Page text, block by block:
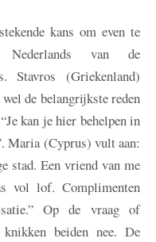
kans om even te
van de
Stavros (Griekenland)
de belangrijkste reden
kan je hier behelpen in
Maria (Cyprus) vult aan:
stad. Een vriend van me
vol lof. Complimenten
Op de vraag of
beiden nee. De